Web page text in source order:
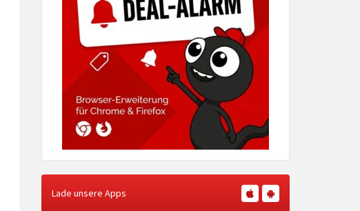
Lade unsere Apps